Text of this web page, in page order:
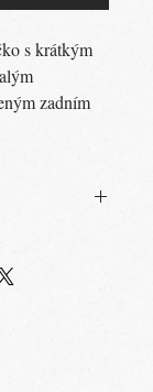
s krátkým
zadním